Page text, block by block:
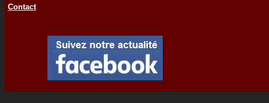
Contact